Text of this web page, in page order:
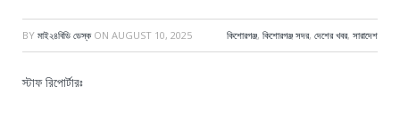
BY মাই২৪বিডি ডেস্ক ON AUGUST 10, 2025 কিশোরগঞ্জ, কিশোরগঞ্জ সদর, দেশের খবর, সারাদেশ
স্টাফ রিপোর্টারঃ